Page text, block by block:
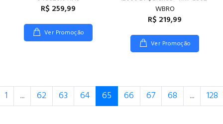
R$ 259,99
Ver Promoção
WBRO
R$ 219,99
Ver Promoção
1 ... 62 63 64 65 66 67 68 ... 128